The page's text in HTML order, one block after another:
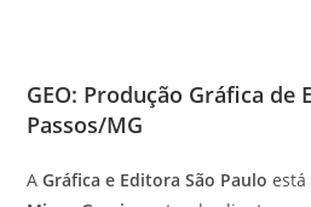
GEO: Produção Gráfica de
Passos/MG
AGráfica e Editora São Paulo está